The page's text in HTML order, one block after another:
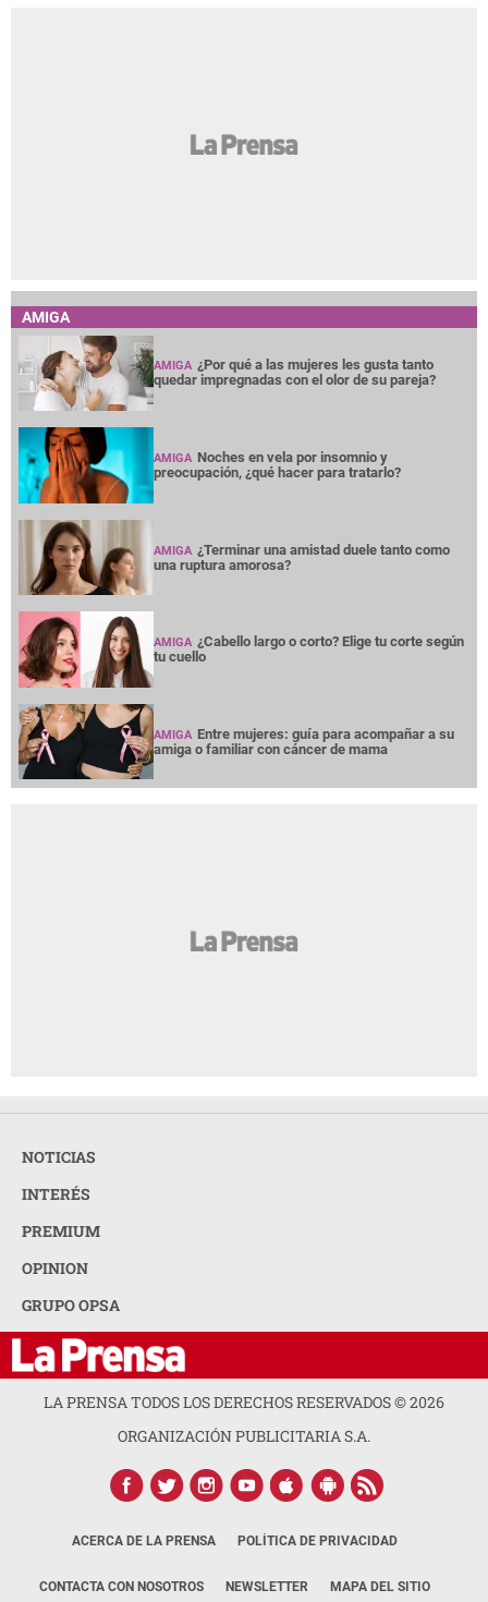
AMIGA
AMIGA ¿Por qué a las mujeres les gusta tanto
quedar impregnadas con el olor de su pareja?
AMIGA Noches en vela por insomnio y
preocupación, ¿qué hacer para tratarlo?
AMIGA ¿Terminar una amistad duele tanto como
una ruptura amorosa?
AMIGA ¿Cabello largo o corto? Elige tu corte según
tu cuello
AMIGA Entre mujeres: guía para acompañar a su
amiga o familiar con cáncer de mama
NOTICIAS
INTERÉS
PREMIUM
OPINION
GRUPO OPSA
LA PRENSA TODOS LOS DERECHOS RESERVADOS ©2026
ORGANIZACIÓN PUBLICITARIA S.A.
ACERCA DE LA PRENSA POLÍTICA DE PRIVACIDAD
CONTACTA CON NOSOTROS NEWSLETTER MAPA DEL SITIO